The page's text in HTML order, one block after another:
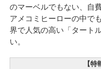
のマーベルでもない、自
アメコミヒーローの中で
界で人気の高い「タート
い。
【特